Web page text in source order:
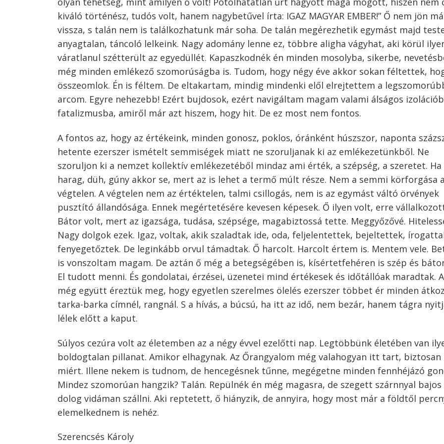
kiváló történész, tudós volt, hanem nagybetűvel írta: IGAZ MAGYAR EMBER!” Ő nem jön
vissza, s talán nem is találkozhatunk már soha. De talán megérezhetik egymást majd
anyagtalan, táncoló lelkeink. Nagy adomány lenne ez, többre aligha vágyhat, aki körül
váratlanul szétterült az egyedüllét. Kapaszkodnék én minden mosolyba, sikerbe,
még minden emlékező szomorúságba is. Tudom, hogy négy éve akkor sokan féltettek,
összeomlok. Én is féltem. De eltakartam, mindig mindenki elől elrejtettem a
arcom. Egyre nehezebb! Ezért bujdosok, ezért navigáltam magam valami álságos
fatalizmusba, amiről már azt hiszem, hogy hit. De ez most nem fontos.
A fontos az, hogy az értékeink, minden gonosz, poklos, óránként húszszor, naponta
hetente ezerszer ismételt semmiségek miatt ne szoruljanak ki az emlékezetünkből. Ne
szoruljon ki a nemzet kollektív emlékezetéből mindaz ami érték, a szépség, a szeretet. Ha
harag, düh, gúny akkor se, mert az is lehet a termő múlt része. Nem a semmi körforgása a
végtelen. A végtelen nem az értéktelen, talmi csillogás, nem is az egymást váltó örvények
pusztító állandósága. Ennek megértetésére kevesen képesek. Ő ilyen volt, erre
Bátor volt, mert az igazsága, tudása, szépsége, magabiztossá tette. Meggyőzővé.
Nagy dolgok ezek. Igaz, voltak, akik szaladtak ide, oda, feljelentettek, bejeltettek,
fenyegetőztek. De leginkább orvul támadtak. Ő harcolt. Harcolt értem is. Mentem vele.
is vonszoltam magam. De aztán ő még a betegségében is, kísértetfehéren is szép és
El tudott menni. És gondolatai, érzései, üzenetei mind értékesek és időtállóak maradtak.
még együtt éreztük meg, hogy egyetlen szerelmes ölelés ezerszer többet ér minden
tarka-barka címnél, rangnál. S a hívás, a búcsú, ha itt az idő, nem bezár, hanem tágra
lélek előtt a kaput.
Súlyos cezúra volt az életemben az a négy évvel ezelőtti nap. Legtöbbünk életében van
boldogtalan pillanat. Amikor elhagynak. Az Őrangyalom még valahogyan itt tart, biztosan
miért. Illene nekem is tudnom, de hencegésnek tűnne, megégetne minden fennhéjázó
Mindez szomorúan hangzik? Talán. Repülnék én még magasra, de szegett szárnnyal bajos
dolog vidáman szállni. Aki reptetett, ő hiányzik, de annyira, hogy most már a földtől
elemelkednem is nehéz.
Szerencsés Károly